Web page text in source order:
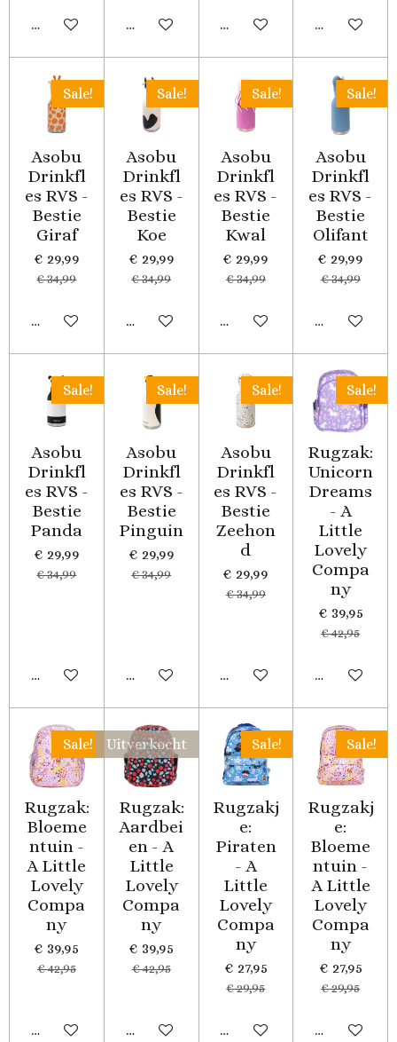
In winkelwagenIn winkelwagenIn winkelwagenIn
Sale!
Asobu
Drinkfl
es RVS -
Bestie
Giraf
€ 29,99
€ 34,99
In winkelwagen
Sale!
Asobu
Drinkfl
es RVS -
Bestie
Koe
€ 29,99
€ 34,99
In winkelwagen
Sale!
Asobu
Drinkfl
es RVS -
Bestie
Kwal
€ 29,99
€ 34,99
In winkelwagen
Sale!
Asobu
Drinkfl
es RVS -
Bestie
Olifant
€ 29,99
€ 34,99
In
Sale!
Asobu
Drinkfl
es RVS -
Bestie
Panda
€ 29,99
€ 34,99
In winkelwagen
Sale!
Asobu
Drinkfl
es RVS -
Bestie
Pinguin
€ 29,99
€ 34,99
In winkelwagen
Sale!
Asobu
Drinkfl
es RVS -
Bestie
Zeehon
d
€ 29,99
€ 34,99
In winkelwagen
Sale!
Rugzak:
Unicorn
Dreams
- A
Little
Lovely
Compa
ny
€ 39,95
€ 42,95
In
Sale!
Rugzak:
Bloeme
ntuin -
A Little
Lovely
Compa
ny
€ 39,95
€ 42,95
In winkelwagen
Uitverkocht
Rugzak:
Aardbei
en - A
Little
Lovely
Compa
ny
€ 39,95
€ 42,95
Houd mij op de hoogte
Sale!
Rugzakj
e:
Piraten
- A
Little
Lovely
Compa
ny
€ 27,95
€ 29,95
In winkelwagen
Sale!
Rugzakj
e:
Bloeme
ntuin -
A Little
Lovely
Compa
ny
€ 27,95
€ 29,95
In